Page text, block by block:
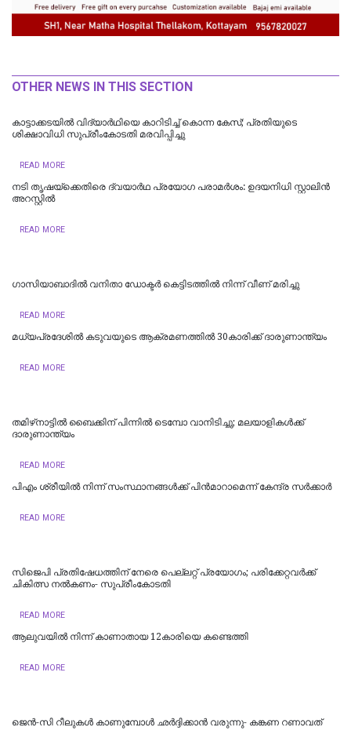
OTHER NEWS IN THIS SECTION
കാട്ടാക്കടയില്‍ വിദ്യാര്‍ഥിയെ കാറിടിച്ച് കൊന്ന കേസ്; പ്രതിയുടെ
ശിക്ഷാവിധി സുപ്രീംകോടതി മരവിപ്പിച്ചു
READ MORE
നടി തൃഷയ്ക്കെതിരെ ദ്വയാർഥ പ്രയോ​ഗ പരാമർശം: ഉദയനിധി സ്റ്റാലിൻ
അറസ്റ്റിൽ
READ MORE
ഗാസിയാബാദിൽ വനിതാ ഡോക്ടർ കെട്ടിടത്തിൽ നിന്ന് വീണ് മരിച്ചു
READ MORE
മധ്യപ്രദേശിൽ കടുവയുടെ ആക്രമണത്തിൽ 30കാരിക്ക് ദാരുണാന്ത്യം
READ MORE
തമിഴ്‌നാട്ടില്‍ ബൈക്കിന് പിന്നില്‍ ടെമ്പോ വാനിടിച്ചു; മലയാളികള്‍ക്ക്
ദാരുണാന്ത്യം
READ MORE
പിഎം ശ്രീയില്‍ നിന്ന് സംസ്ഥാനങ്ങള്‍ക്ക് പിന്‍മാറാമെന്ന് കേന്ദ്ര സര്‍ക്കാര്‍
READ MORE
സിജെപി പ്രതിഷേധത്തിന് നേരെ പെല്ലറ്റ് പ്രയോഗം; പരിക്കേറ്റവർക്ക്
ചികിത്സ നൽകണം- സുപ്രീംകോടതി
READ MORE
ആലുവയിൽ നിന്ന് കാണാതായ 12കാരിയെ കണ്ടെത്തി
READ MORE
ജെന്‍-സി റീലുകള്‍ കാണുമ്പോള്‍ ഛര്‍ദ്ദിക്കാന്‍ വരുന്നു- കങ്കണ റണാവത്